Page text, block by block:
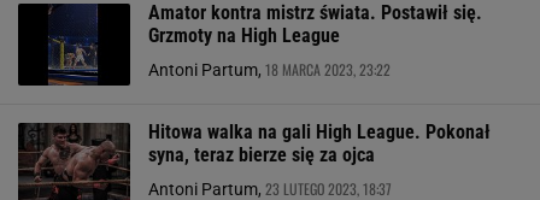
Amator kontra mistrz świata. Postawił się.
Grzmoty na High League
Antoni Partum, 18 MARCA 2023, 23:22
Hitowa walka na gali High League. Pokonał
syna, teraz bierze się za ojca
Antoni Partum, 23 LUTEGO 2023, 18:37